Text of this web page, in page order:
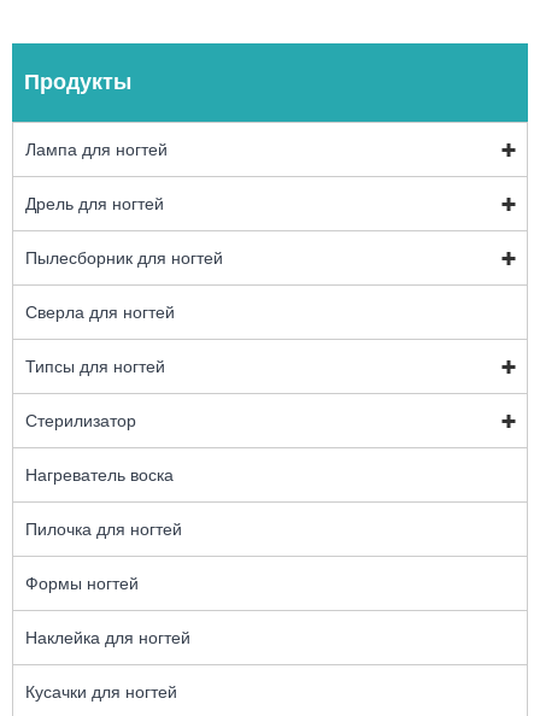
Продукты
Лампа для ногтей
Дрель для ногтей
Пылесборник для ногтей
Сверла для ногтей
Типсы для ногтей
Стерилизатор
Нагреватель воска
Пилочка для ногтей
Формы ногтей
Наклейка для ногтей
Кусачки для ногтей